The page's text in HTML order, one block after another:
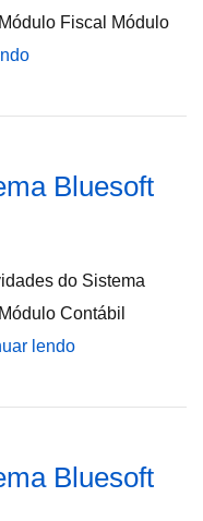
Fiscal Módulo
Bluesoft
do Sistema
Contábil
lendo
Bluesoft